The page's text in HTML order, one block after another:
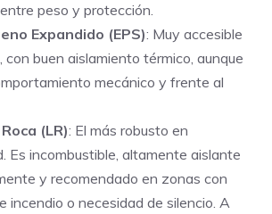
peso y protección.
Expandido (EPS): Muy accesible
con buen aislamiento térmico, aunque
mecánico y frente al
(LR): El más robusto en
Es incombustible, altamente aislante
y recomendado en zonas con
incendio o necesidad de silencio. A